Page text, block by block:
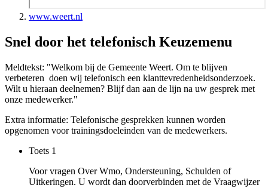
www.weert.nl
Snel door het telefonisch Keuzemenu
Meldtekst: "Welkom bij de Gemeente Weert. Om te blijven
verbeteren doen wij telefonisch een klanttevredenheidsonderzoek.
Wilt u hieraan deelnemen? Blijf dan aan de lijn na uw gesprek met
onze medewerker."
Extra informatie: Telefonische gesprekken kunnen worden
opgenomen voor trainingsdoeleinden van de medewerkers.
Toets 1
Voor vragen Over Wmo, Ondersteuning, Schulden of
Uitkeringen. U wordt dan doorverbinden met de Vraagwijzer